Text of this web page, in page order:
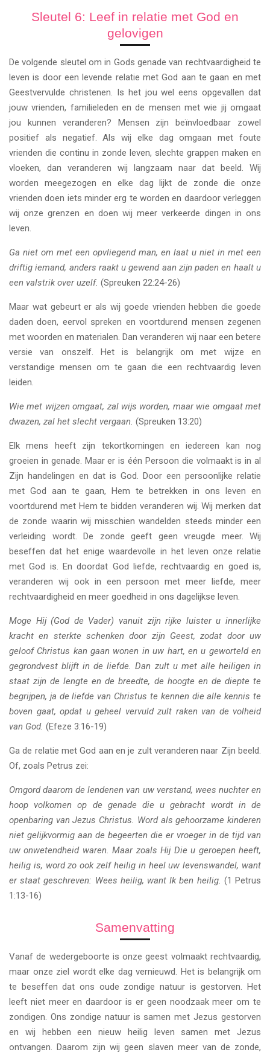
Sleutel 6: Leef in relatie met God en
gelovigen
De volgende sleutel om in Gods genade van rechtvaardigheid te
leven is door een levende relatie met God aan te gaan en met
Geestvervulde christenen. Is het jou wel eens opgevallen dat
jouw vrienden, familieleden en de mensen met wie jij omgaat
jou kunnen veranderen? Mensen zijn beïnvloedbaar zowel
positief als negatief. Als wij elke dag omgaan met foute
vrienden die continu in zonde leven, slechte grappen maken en
vloeken, dan veranderen wij langzaam naar dat beeld. Wij
worden meegezogen en elke dag lijkt de zonde die onze
vrienden doen iets minder erg te worden en daardoor verleggen
wij onze grenzen en doen wij meer verkeerde dingen in ons
leven.
Ga niet om met een opvliegend man, en laat u niet in met een
driftig iemand, anders raakt u gewend aan zijn paden en haalt u
een valstrik over uzelf. (Spreuken 22:24-26)
Maar wat gebeurt er als wij goede vrienden hebben die goede
daden doen, eervol spreken en voortdurend mensen zegenen
met woorden en materialen. Dan veranderen wij naar een betere
versie van onszelf. Het is belangrijk om met wijze en
verstandige mensen om te gaan die een rechtvaardig leven
leiden.
Wie met wijzen omgaat, zal wijs worden, maar wie omgaat met
dwazen, zal het slecht vergaan. (Spreuken 13:20)
Elk mens heeft zijn tekortkomingen en iedereen kan nog
groeien in genade. Maar er is één Persoon die volmaakt is in al
Zijn handelingen en dat is God. Door een persoonlijke relatie
met God aan te gaan, Hem te betrekken in ons leven en
voortdurend met Hem te bidden veranderen wij. Wij merken dat
de zonde waarin wij misschien wandelden steeds minder een
verleiding wordt. De zonde geeft geen vreugde meer. Wij
beseffen dat het enige waardevolle in het leven onze relatie
met God is. En doordat God liefde, rechtvaardig en goed is,
veranderen wij ook in een persoon met meer liefde, meer
rechtvaardigheid en meer goedheid in ons dagelijkse leven.
Moge Hij (God de Vader) vanuit zijn rijke luister u innerlijke
kracht en sterkte schenken door zijn Geest, zodat door uw
geloof Christus kan gaan wonen in uw hart, en u geworteld en
gegrondvest blijft in de liefde. Dan zult u met alle heiligen in
staat zijn de lengte en de breedte, de hoogte en de diepte te
begrijpen, ja de liefde van Christus te kennen die alle kennis te
boven gaat, opdat u geheel vervuld zult raken van de volheid
van God. (Efeze 3:16-19)
Ga de relatie met God aan en je zult veranderen naar Zijn beeld.
Of, zoals Petrus zei:
Omgord daarom de lendenen van uw verstand, wees nuchter en
hoop volkomen op de genade die u gebracht wordt in de
openbaring van Jezus Christus. Word als gehoorzame kinderen
niet gelijkvormig aan de begeerten die er vroeger in de tijd van
uw onwetendheid waren. Maar zoals Hij Die u geroepen heeft,
heilig is, word zo ook zelf heilig in heel uw levenswandel, want
er staat geschreven: Wees heilig, want Ik ben heilig. (1 Petrus
1:13-16)
Samenvatting
Vanaf de wedergeboorte is onze geest volmaakt rechtvaardig,
maar onze ziel wordt elke dag vernieuwd. Het is belangrijk om
te beseffen dat ons oude zondige natuur is gestorven. Het
leeft niet meer en daardoor is er geen noodzaak meer om te
zondigen. Ons zondige natuur is samen met Jezus gestorven
en wij hebben een nieuw heilig leven samen met Jezus
ontvangen. Daarom zijn wij geen slaven meer van de zonde,